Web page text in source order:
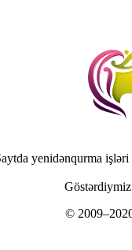
yenidənqurma işləri
Göstərdiymiz
©